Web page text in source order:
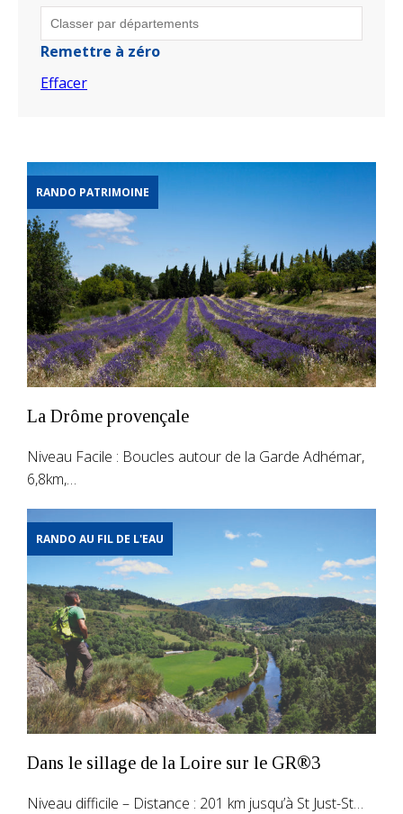
Remettre à zéro
Effacer
RANDO PATRIMOINE
La Drôme provençale
Niveau Facile : Boucles autour de la Garde Adhémar,
6,8km,…
RANDO AU FIL DE L'EAU
Dans le sillage de la Loire sur le GR®3
Niveau difficile – Distance : 201 km jusqu’à St Just-St…